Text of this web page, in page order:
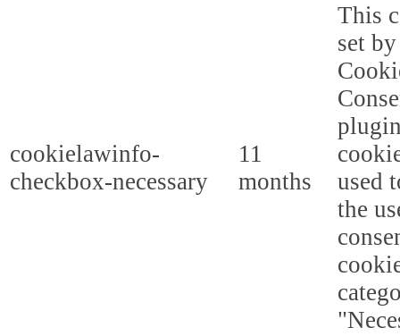
cookielawinfo-
checkbox-necessary
11
months
This
set
used
the